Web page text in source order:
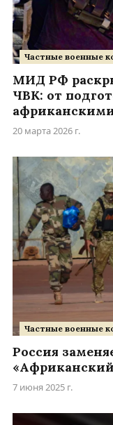
Частные военные
МИД РФ
ЧВК: от
20 марта 2026 г.
Частные военные
Россия
7 июня 2025 г.